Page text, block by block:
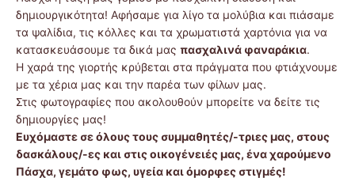
δημιουργικότητα! Αφήσαμε για λίγο τα μολύβια και πιάσαμε
τα ψαλίδια, τις κόλλες και τα χρωματιστά χαρτόνια για να
κατασκευάσουμε τα δικά μας πασχαλινά φαναράκια.
Η χαρά της γιορτής κρύβεται στα πράγματα που φτιάχνουμε
με τα χέρια μας και την παρέα των φίλων μας.
Στις φωτογραφίες που ακολουθούν μπορείτε να δείτε τις
δημιουργίες μας!
Ευχόμαστε σε όλους τους συμμαθητές/-τριες μας, στους
δασκάλους/-ες και στις οικογένειές μας, ένα χαρούμενο
Πάσχα, γεμάτο φως, υγεία και όμορφες στιγμές!